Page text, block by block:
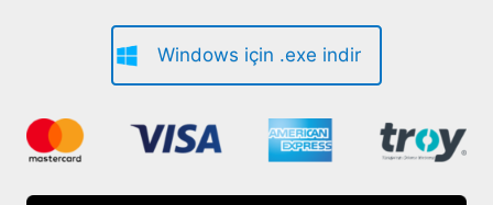
Windows için .exe indir